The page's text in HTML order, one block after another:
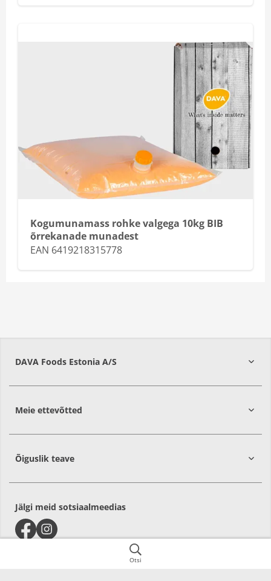
Otsi
Kogumunamass rohke valgega 10kg BIB
õrrekanade munadest
EAN 6419218315778
DAVA Foods Estonia A/S
74209Harju
Meie ettevõtted
Õiguslik teave
Jälgi meid sotsiaalmeedias